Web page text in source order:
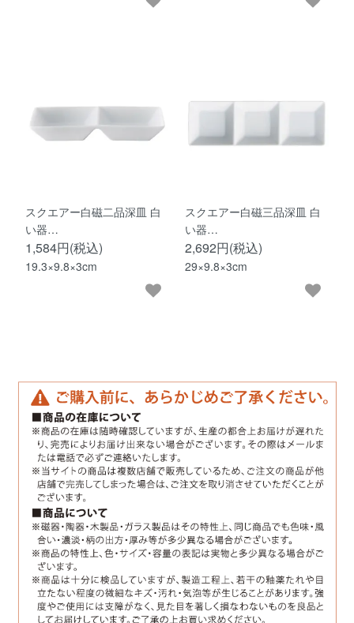
スクエアー白磁二品深皿 白
い器…
1,584円(税込)
19.3×9.8×3cm
スクエアー白磁三品深皿 白
い器…
2,692円(税込)
29×9.8×3cm